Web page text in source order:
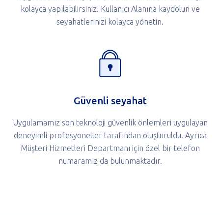
kolayca yapılabilirsiniz. Kullanıcı Alanına kaydolun ve
seyahatlerinizi kolayca yönetin.
Güvenli seyahat
Uygulamamız son teknoloji güvenlik önlemleri uygulayan
deneyimli profesyoneller tarafından oluşturuldu. Ayrıca
Müşteri Hizmetleri Departmanı için özel bir telefon
numaramız da bulunmaktadır.